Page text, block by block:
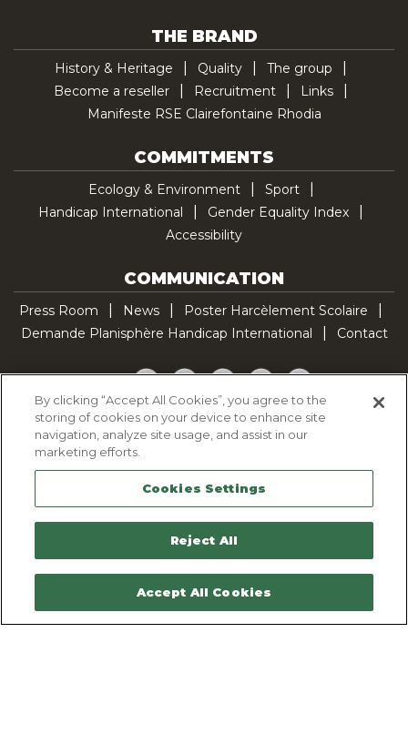
THE BRAND
History & Heritage Quality
The group
Become a reseller
Recruitment
Links
Manifeste RSE Clairefontaine Rhodia
COMMITMENTS
Ecology & Environment
Sport
Handicap International
Gender Equality Index
Accessibility
COMMUNICATION
Press Room News
Poster Harcèlement Scolaire
Demande Planisphère Handicap International
Contact
Facebook
TwitterYouTubePinterestTikTok
Cookie Policy
Legal Notice
Sitemap
Contactez-nous
By clicking “Accept All Cookies”, you agree to the
storing of cookies on your device to enhance site
navigation, analyze site usage, and assist in our
marketing efforts.
Cookies Settings
Reject All
Accept All Cookies